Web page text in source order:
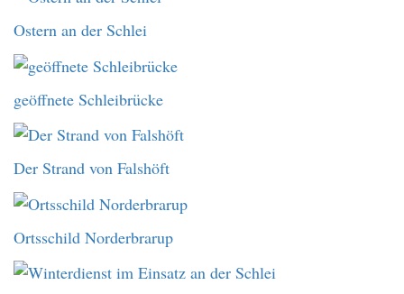
Ostern an der Schlei
geöffnete Schleibrücke
Der Strand von Falshöft
Ortsschild Norderbrarup